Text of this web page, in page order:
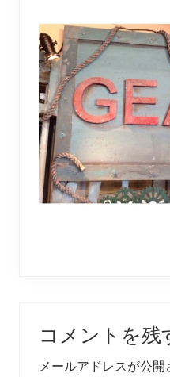
Interactions
コメントを残
メールアドレスが公